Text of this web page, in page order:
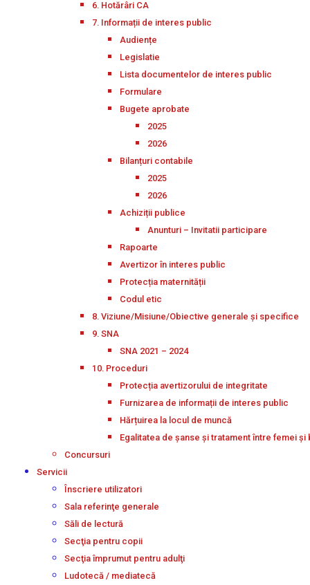
6. Hotărâri CA
7. Informații de interes public
Audiențe
Legislatie
Lista documentelor de interes public
Formulare
Bugete aprobate
2025
2026
Bilanțuri contabile
2025
2026
Achiziții publice
Anunturi – Invitatii participare
Rapoarte
Avertizor în interes public
Protecția maternității
Codul etic
8. Viziune/Misiune/Obiective generale și specifice
9. SNA
SNA 2021 – 2024
10. Proceduri
Protecția avertizorului de integritate
Furnizarea de informații de interes public
Hărțuirea la locul de muncă
Egalitatea de șanse și tratament între femei și
Concursuri
Servicii
Înscriere utilizatori
Sala referinţe generale
Săli de lectură
Secţia pentru copii
Secţia împrumut pentru adulţi
Ludotecă / mediatecă